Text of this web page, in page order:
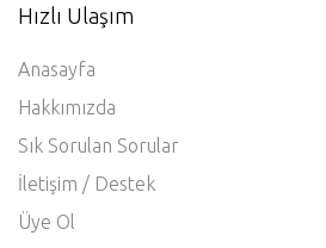
Hızlı Ulaşım
Anasayfa
Hakkımızda
Sık Sorulan Sorular
İletişim / Destek
Üye Ol